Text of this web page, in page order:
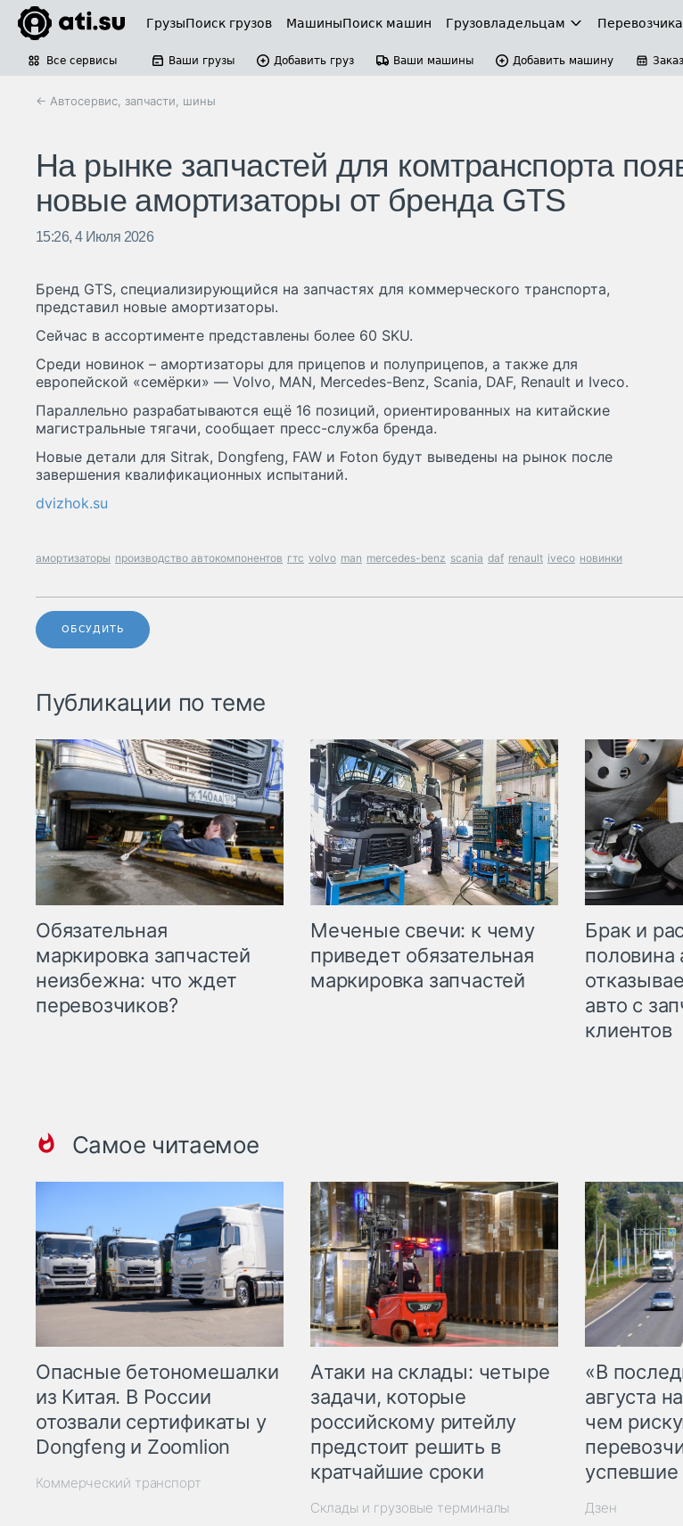
ГрузыПоиск грузов МашиныПоиск машин Грузовладельцам
Все сервисы Ваши грузы Добавить груз Ваши машины Добавить машину
← Автосервис, запчасти, шины
На рынке запчастей для комтранспорта
новые амортизаторы от бренда GTS
15:26, 4 Июля 2026
Бренд GTS, специализирующийся на запчастях для коммерческого транспорта,
представил новые амортизаторы.
Сейчас в ассортименте представлены более 60 SKU.
Среди новинок – амортизаторы для прицепов и полуприцепов, а также для
европейской «семёрки» — Volvo, MAN, Mercedes-Benz, Scania, DAF, Renault и Iveco.
Параллельно разрабатываются ещё 16 позиций, ориентированных на китайские
магистральные тягачи, сообщает пресс-служба бренда.
Новые детали для Sitrak, Dongfeng, FAW и Foton будут выведены на рынок после
завершения квалификационных испытаний.
dvizhok.su
амортизаторы производство автокомпонентов гтс volvo man mercedes-benz scania daf renault iveco новинки
ОБСУДИТЬ
Публикации по теме
Обязательная
маркировка запчастей
неизбежна: что ждет
перевозчиков?
Меченые свечи: к чему
приведет обязательная
маркировка запчастей
Брак и
половина
авто с
клиентов
Самое читаемое
Опасные бетономешалки
из Китая. В России
отозвали сертификаты у
Dongfeng и Zoomlion
Коммерческий транспорт
Атаки на склады: четыре
задачи, которые
российскому ритейлу
предстоит решить в
кратчайшие сроки
Склады и грузовые терминалы
«В
августа
чем
успевшие
Дзен